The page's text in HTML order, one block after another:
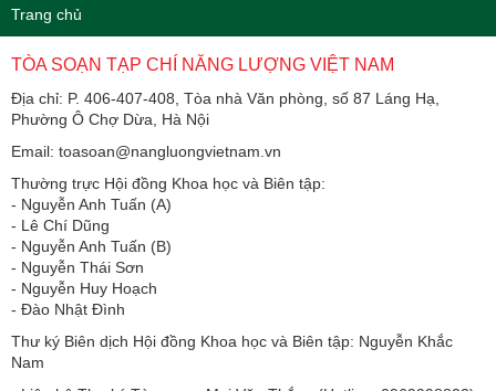
Trang chủ
TÒA SOẠN TẠP CHÍ NĂNG LƯỢNG VIỆT NAM
Địa chỉ: P. 406-407-408, Tòa nhà Văn phòng, số 87 Láng Hạ,
Phường Ô Chợ Dừa, Hà Nội
Email: toasoan@nangluongvietnam.vn
Thường trực Hội đồng Khoa học và Biên tập:
​​​​​​- Nguyễn Anh Tuấn (A)
- Lê Chí Dũng
- Nguyễn Anh Tuấn (B)
- Nguyễn Thái Sơn
- Nguyễn Huy Hoạch
- Đào Nhật Đình
Thư ký Biên dịch Hội đồng Khoa học và Biên tập: Nguyễn Khắc
Nam